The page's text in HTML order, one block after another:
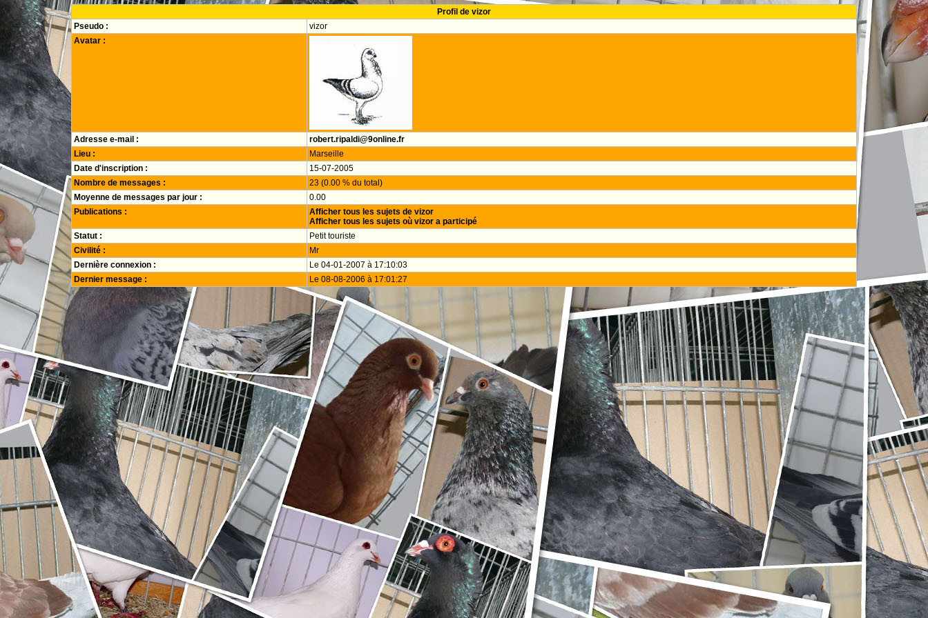
Profil de vizor
Pseudo :
vizor
Avatar :
Adresse e-mail :
robert.ripaldi@9online.fr
Lieu :
Marseille
Date d'inscription :
15-07-2005
Nombre de messages :
23 (0.00 % du total)
Moyenne de messages par jour :
0.00
Publications :
Afficher tous les sujets de vizor
Afficher tous les sujets où vizor a participé
Statut :
Petit touriste
Civilité :
Mr
Dernière connexion :
Le 04-01-2007 à 17:10:03
Dernier message :
Le 08-08-2006 à 17:01:27